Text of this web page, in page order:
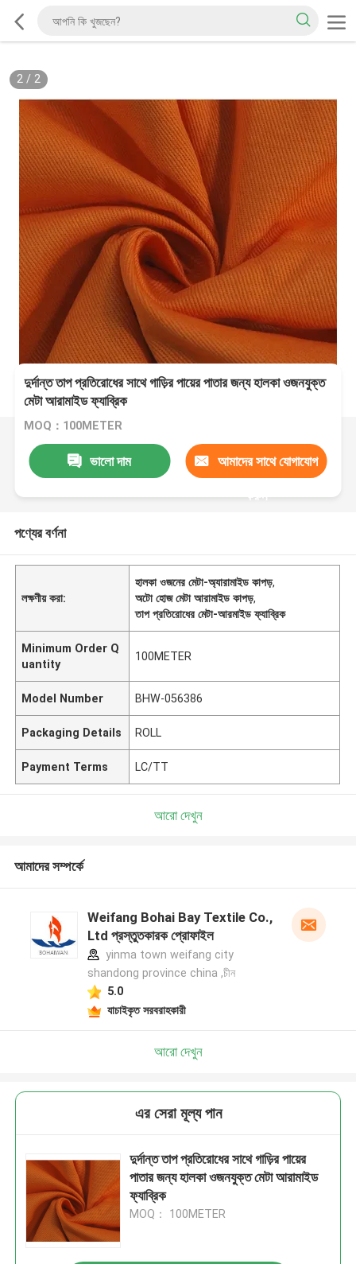
2/ 2
দুর্দান্ত তাপ প্রতিরোধের সাথে গাড়ির পায়ের পাতার জন্য হালকা ওজনযুক্ত
মেটা আরামাইড ফ্যাব্রিক
MOQ：100METER
ভালো দাম আমাদের সাথে যোগাযোগ
করুন
পণ্যের বর্ণনা
লক্ষণীয় করা:
হালকা ওজনের মেটা-অ্যারামাইড কাপড়,
অটো হোজ মেটা আরামাইড কাপড়,
তাপ প্রতিরোধের মেটা-আরমাইড ফ্যাব্রিক
Minimum Order Q
uantity
100METER
Model Number BHW-056386
Packaging Details ROLL
Payment Terms LC/TT
আরো দেখুন
আমাদের সম্পর্কে
Weifang Bohai Bay Textile Co.,
Ltd প্রস্তুতকারক প্রোফাইল
yinma town weifang city
shandong province china ,চীন
5.0
যাচাইকৃত সরবরাহকারী
আরো দেখুন
এর সেরা মূল্য পান
দুর্দান্ত তাপ প্রতিরোধের সাথে গাড়ির পায়ের
পাতার জন্য হালকা ওজনযুক্ত মেটা আরামাইড
ফ্যাব্রিক
MOQ： 100METER